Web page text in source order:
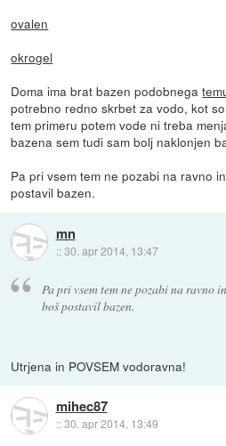
ovalen
okrogel
Doma ima brat bazen podobnega
potrebno redno skrbet za vodo, kot
tem primeru potem vode ni treba
bazena sem tudi sam bolj naklonjen
Pa pri vsem tem ne pozabi na ravno
postavil bazen.
mn
::30. apr 2014, 13:47
Pa pri vsem tem ne pozabi na ravno
boš postavil bazen.
Utrjena in POVSEM vodoravna!
mihec87
::30. apr 2014, 13:49